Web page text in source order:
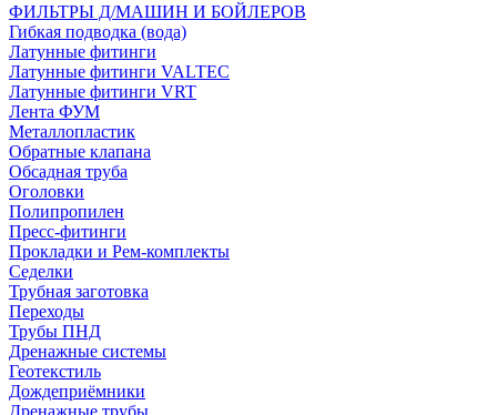
ФИЛЬТРЫ Д/МАШИН И БОЙЛЕРОВ
Гибкая подводка (вода)
Латунные фитинги
Латунные фитинги VALTEC
Латунные фитинги VRT
Лента ФУМ
Металлопластик
Обратные клапана
Обсадная труба
Оголовки
Полипропилен
Пресс-фитинги
Прокладки и Рем-комплекты
Седелки
Трубная заготовка
Переходы
Трубы ПНД
Дренажные системы
Геотекстиль
Дождеприёмники
Дренажные трубы